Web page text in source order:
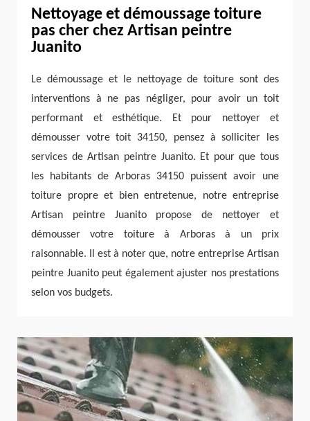
Nettoyage et démoussage toiture
pas cher chez Artisan peintre
Juanito
Le démoussage et le nettoyage de toiture sont des
interventions à ne pas négliger, pour avoir un toit
performant et esthétique. Et pour nettoyer et
démousser votre toit 34150, pensez à solliciter les
services de Artisan peintre Juanito. Et pour que tous
les habitants de Arboras 34150 puissent avoir une
toiture propre et bien entretenue, notre entreprise
Artisan peintre Juanito propose de nettoyer et
démousser votre toiture à Arboras à un prix
raisonnable. Il est à noter que, notre entreprise Artisan
peintre Juanito peut également ajuster nos prestations
selon vos budgets.